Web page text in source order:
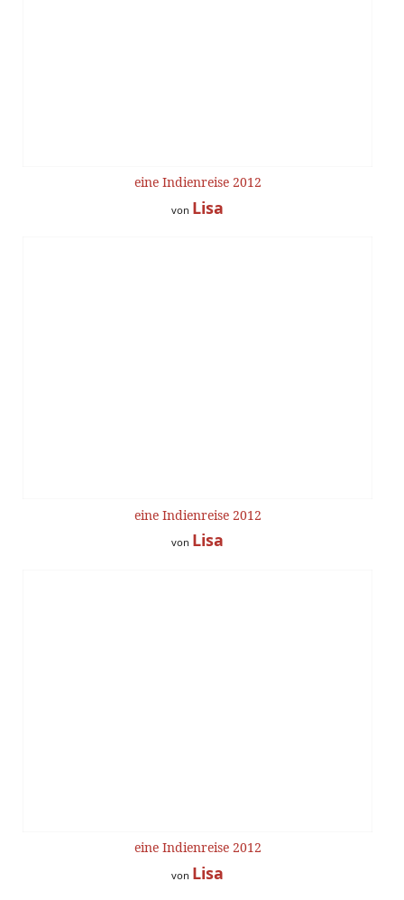
eine Indienreise 2012
von Lisa
eine Indienreise 2012
von Lisa
eine Indienreise 2012
von Lisa